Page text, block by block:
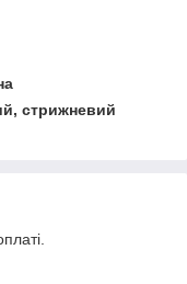
стрижневий